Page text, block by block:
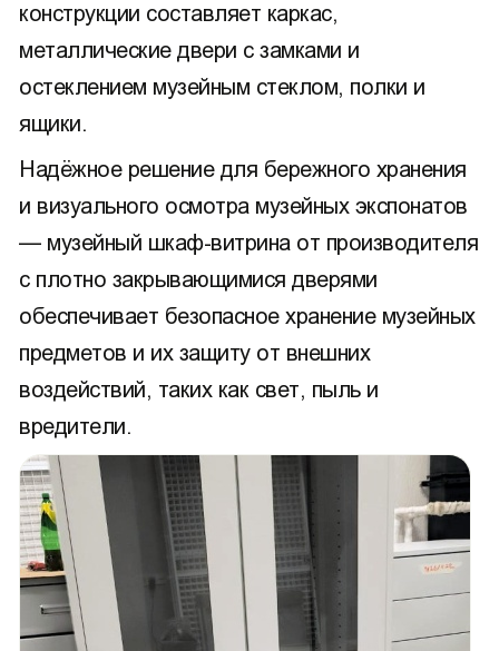
конструкции составляет каркас,
металлические двери с замками и
остеклением музейным стеклом, полки и
ящики.
Надёжное решение для бережного хранения
и визуального осмотра музейных экспонатов
— музейный шкаф-витрина от производителя
с плотно закрывающимися дверями
обеспечивает безопасное хранение музейных
предметов и их защиту от внешних
воздействий, таких как свет, пыль и
вредители.